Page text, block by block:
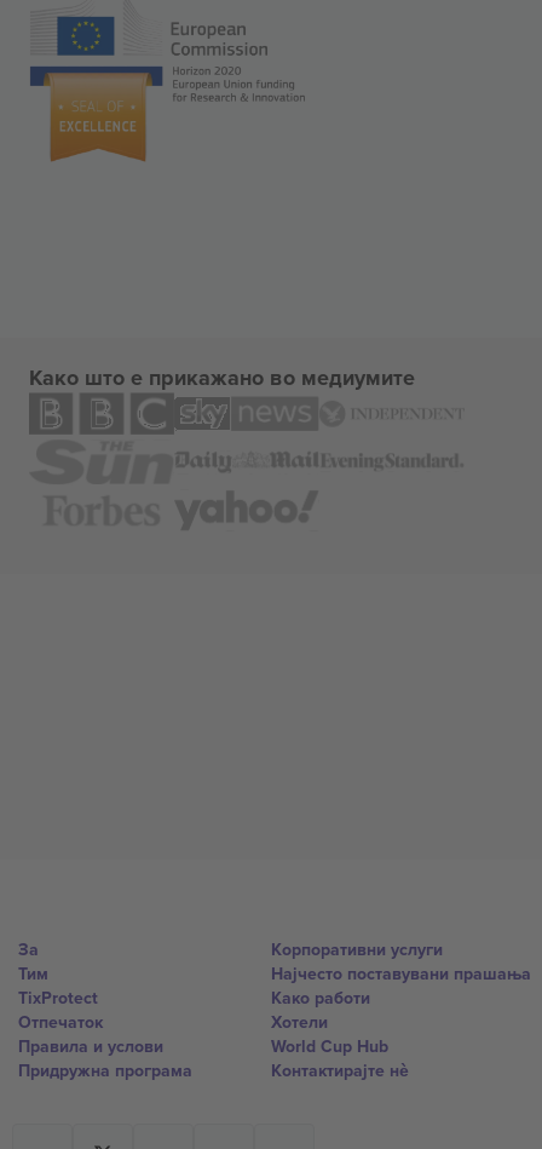
Како што е прикажано во медиумите
За
Тим
TixProtect
Отпечаток
Правила и услови
Придружна програма
Корпоративни услуги
Најчесто поставувани прашања
Како работи
Хотели
World Cup Hub
Контактирајте нѐ